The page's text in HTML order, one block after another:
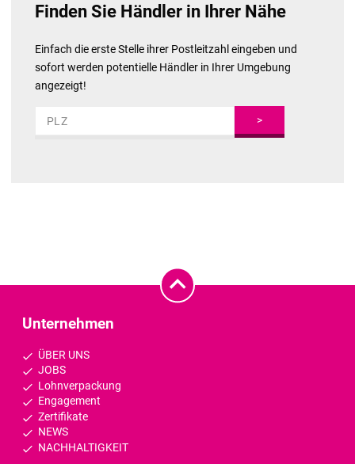
Finden Sie Händler in Ihrer Nähe
Einfach die erste Stelle ihrer Postleitzahl eingeben und
sofort werden potentielle Händler in Ihrer Umgebung
angezeigt!
>
Unternehmen
ÜBER UNS
JOBS
Lohnverpackung
Engagement
Zertifikate
NEWS
NACHHALTIGKEIT